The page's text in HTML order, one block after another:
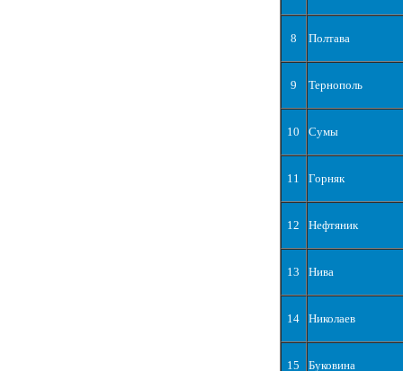
8 Полтава
9 Тернополь
10 Сумы
11 Горняк
12 Нефтяник
13 Нива
14 Николаев
15 Буковина